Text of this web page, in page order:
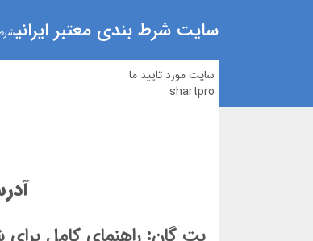
سایت شرط بندی معتبر ایرانی
سایت مورد تایید ما
shartpro
بت گان: راهنمای کامل